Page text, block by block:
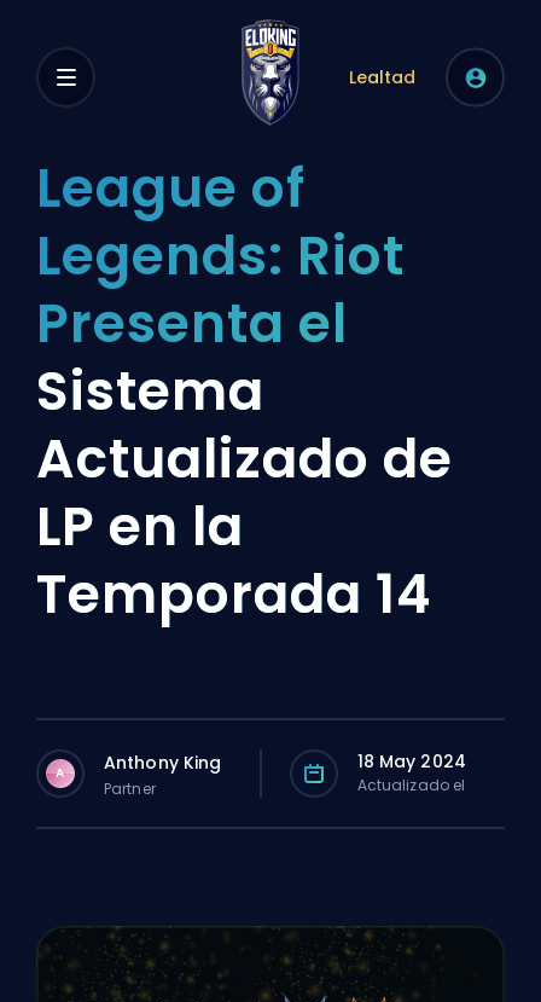
Lealtad
League of
Legends: Riot
Presenta el
Sistema
Actualizado de
LP en la
Temporada 14
A Anthony King
Partner
18 May 2024
Actualizado el